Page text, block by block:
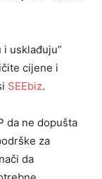
usklađuju”
cijene i
SEEbiz.
da ne dopušta
za
da